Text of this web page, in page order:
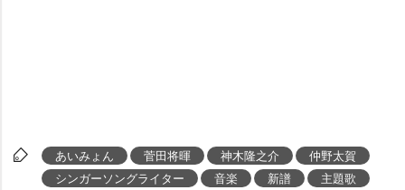
あいみょん 菅田将暉 神木隆之介
仲野太賀
シンガーソングライター
音楽 新譜
主題歌